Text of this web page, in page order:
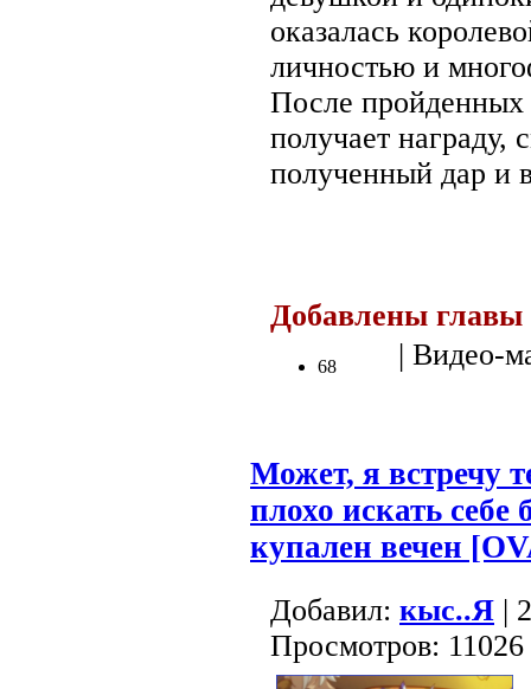
оказалась
личностью и
После пройденных
получает награду,
полученный дар и
Добавлены главы
68 | Видео-
Может, я встречу
плохо искать
купален вечен
Добавил: кыс..Я |
Просмотров: 11026